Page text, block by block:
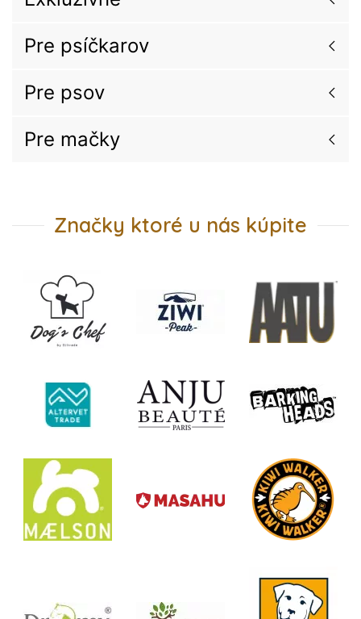
Pre psíčkarov
Pre psov
Pre mačky
Značky ktoré u nás kúpite